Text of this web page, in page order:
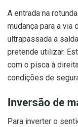
A entrada na
mudança para a
ultrapassada a
pretende utilizar.
com o pisca à
condições de
Inversão de
Para inverter o